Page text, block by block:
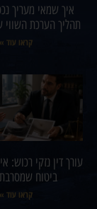
איך שמאי מעריך
תהליך הערכת
קראו עוד »
עורך דין נזקי רכוש:
ביטוח
קראו עוד »